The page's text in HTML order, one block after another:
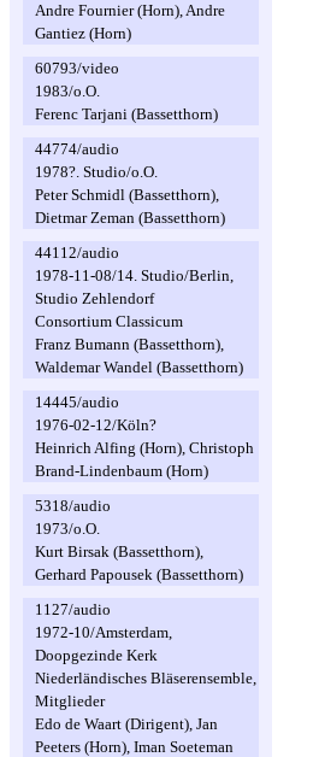
Andre Fournier (Horn), Andre
Gantiez (Horn)
60793/video
1983/o.O.
Ferenc Tarjani (Bassetthorn)
44774/audio
1978?. Studio/o.O.
Peter Schmidl (Bassetthorn),
Dietmar Zeman (Bassetthorn)
44112/audio
1978-11-08/14. Studio/Berlin,
Studio Zehlendorf
Consortium Classicum
Franz Bumann (Bassetthorn),
Waldemar Wandel (Bassetthorn)
14445/audio
1976-02-12/Köln?
Heinrich Alfing (Horn), Christoph
Brand-Lindenbaum (Horn)
5318/audio
1973/o.O.
Kurt Birsak (Bassetthorn),
Gerhard Papousek (Bassetthorn)
1127/audio
1972-10/Amsterdam,
Doopgezinde Kerk
Niederländisches Bläserensemble,
Mitglieder
Edo de Waart (Dirigent), Jan
Peeters (Horn), Iman Soeteman